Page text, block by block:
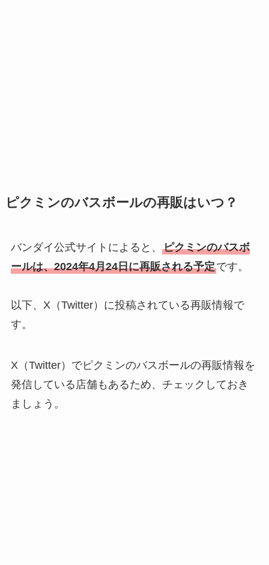
ピクミンのバスボールの再販はいつ？
バンダイ公式サイトによると、 ピクミンのバスボ
ールは、2024年4月24日に再販される予定です。
以下、X（Twitter）に投稿されている再販情報で
す。
X（Twitter）でピクミンのバスボールの再販情報を
発信している店舗もあるため、チェックしておき
ましょう。